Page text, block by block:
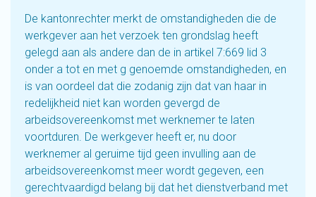
De kantonrechter merkt de omstandigheden die de
werkgever aan het verzoek ten grondslag heeft
gelegd aan als andere dan de in artikel 7:669 lid 3
onder a tot en met g genoemde omstandigheden, en
is van oordeel dat die zodanig zijn dat van haar in
redelijkheid niet kan worden gevergd de
arbeidsovereenkomst met werknemer te laten
voortduren. De werkgever heeft er, nu door
werknemer al geruime tijd geen invulling aan de
arbeidsovereenkomst meer wordt gegeven, een
gerechtvaardigd belang bij dat het dienstverband met